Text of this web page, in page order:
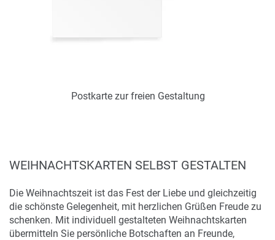
Postkarte zur freien Gestaltung
Verfügbar
WEIHNACHTSKARTEN SELBST GESTALTEN
Die Weihnachtszeit ist das Fest der Liebe und gleichzeitig
die schönste Gelegenheit, mit herzlichen Grüßen Freude zu
schenken. Mit individuell gestalteten Weihnachtskarten
übermitteln Sie persönliche Botschaften an Freunde,